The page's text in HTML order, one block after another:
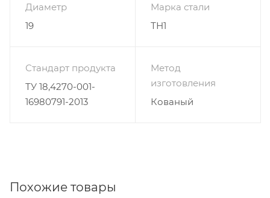
Диаметр
19
Марка стали
ТН1
Стандарт продукта
ТУ 18,4270-001-
16980791-2013
Метод
изготовления
Кованый
Похожие товары